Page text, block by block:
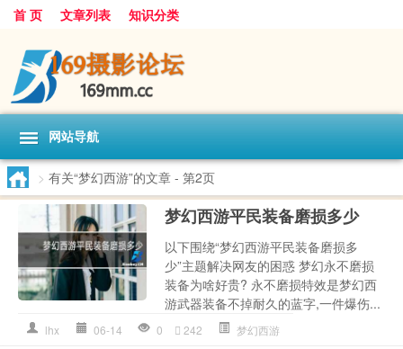
首 页 文章列表 知识分类
网站导航
> 有关“梦幻西游”的文章 - 第2页
梦幻西游平民装备磨损多少
以下围绕“梦幻西游平民装备磨损多
少”主题解决网友的困惑 梦幻永不磨损
装备为啥好贵? 永不磨损特效是梦幻西
游武器装备不掉耐久的蓝字,一件爆伤...
lhx 06-14 0 242 梦幻西游